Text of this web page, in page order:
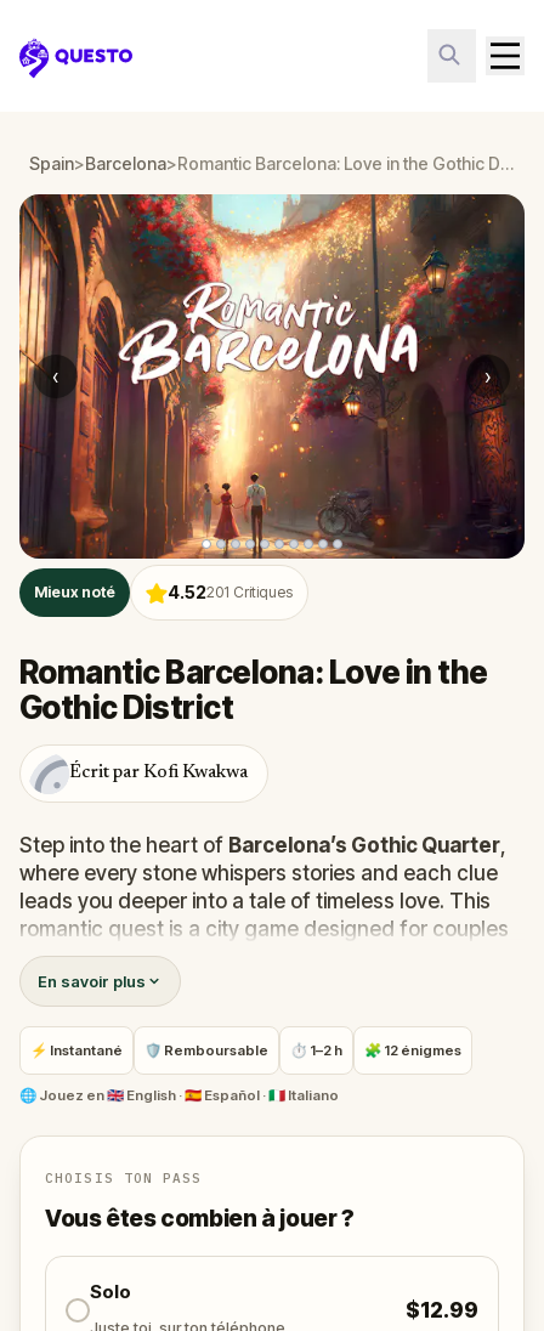
Questo
Spain>Barcelona> Romantic Barcelona: Love in the Gothic District
‹ ›
Mieux noté 4.52201 Critiques
Romantic Barcelona: Love in the
Gothic District
Écrit par Kofi Kwakwa
Step into the heart of Barcelona’s Gothic Quarter
where every stone whispers stories and each clue
leads you deeper into a tale of timeless love. This
romantic quest is a city game designed for couples
and close companions, guiding you through
beautiful corners of the city while you solve puzzles,
follow clues, and uncover hidden secrets from the
past.
From the enchantingParc de la Ciutadellato the
poetic Kiss of Freedomand the vibrant
moments to share. It’s not just a walk—it’s an
interactive story that brings you closer to each other
and the city itself.
Let Barcelona's old soul draw you in. Ready to fall in
love on the move?
En savoir plus
⚡ Instantané 🛡 Remboursable ⏱ 1–2 h 🧩 12 énigmes
🌐 Jouez en🇬🇧 English · 🇪🇸 Español · 🇮🇹 Italiano
CHOISIS TON PASS
Vous êtes combien à jouer ?
Solo
$12.99